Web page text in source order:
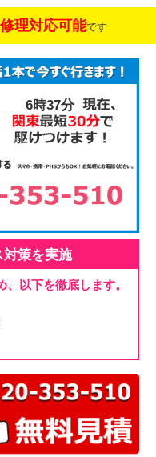
理対応可能です
6時37分
対策を実施
以下を徹底します。